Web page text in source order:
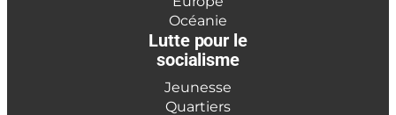
Océanie
Lutte pour le
socialisme
Jeunesse
Quartiers